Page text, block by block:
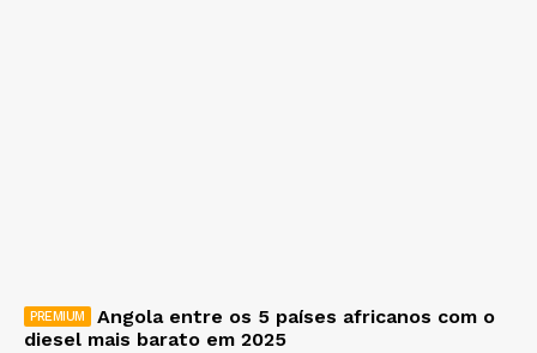
Angola entre os 5 países africanos com o
diesel mais barato em 2025